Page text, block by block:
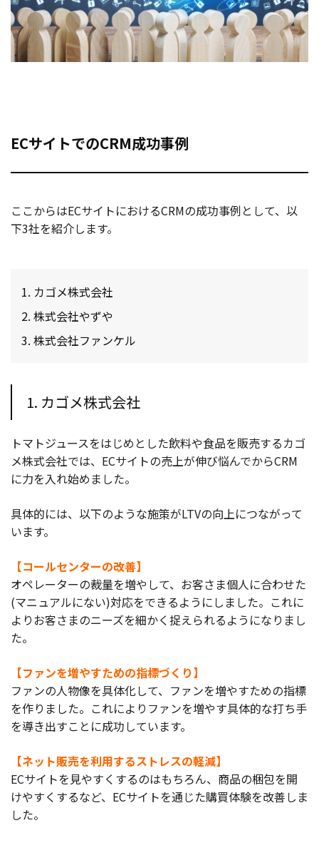
ECサイトでのCRM成功事例
ここからはECサイトにおけるCRMの成功事例として、以
下3社を紹介します。
カゴメ株式会社
株式会社やずや
株式会社ファンケル
1. カゴメ株式会社
トマトジュースをはじめとした飲料や食品を販売するカゴ
メ株式会社では、ECサイトの売上が伸び悩んでからCRM
に力を入れ始めました。
具体的には、以下のような施策がLTVの向上につながって
います。
【コールセンターの改善】
オペレーターの裁量を増やして、お客さま個人に合わせた
(マニュアルにない)対応をできるようにしました。これに
よりお客さまのニーズを細かく捉えられるようになりまし
た。
【ファンを増やすための指標づくり】
ファンの人物像を具体化して、ファンを増やすための指標
を作りました。これによりファンを増やす具体的な打ち手
を導き出すことに成功しています。
【ネット販売を利用するストレスの軽減】
ECサイトを見やすくするのはもちろん、商品の梱包を開
けやすくするなど、ECサイトを通じた購買体験を改善しま
した。